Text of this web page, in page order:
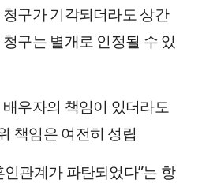
구가 기각되더라도 상간
구는 별개로 인정될 수 있
우자의 책임이 있더라도
책임은 여전히 성립
관계가 파탄되었다”는 항